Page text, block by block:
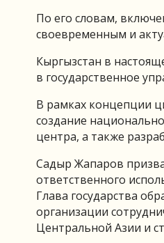
По его словам,
своевременным и
Кыргызстан в
в государственное
В рамках концепции
создание
центра, а также
Садыр Жапаров
ответственного
Глава государства
организации
Центральной Азии и